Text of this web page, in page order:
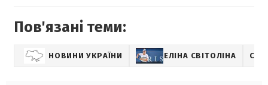
Пов'язані теми:
НОВИНИ УКРАЇНИ ЕЛІНА СВІТОЛІНА